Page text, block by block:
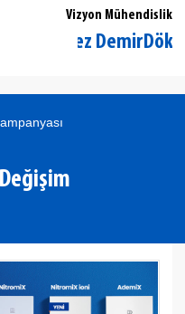
Vizyon Mühendislik
Merkez DemirDöküm